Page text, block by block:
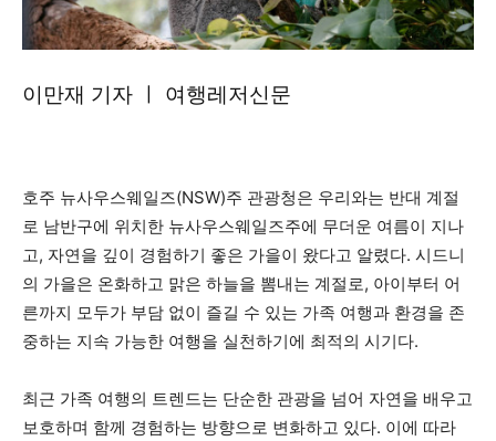
이만재 기자 ㅣ 여행레저신문
호주 뉴사우스웨일즈(NSW)주 관광청은 우리와는 반대 계절
로 남반구에 위치한 뉴사우스웨일즈주에 무더운 여름이 지나
고, 자연을 깊이 경험하기 좋은 가을이 왔다고 알렸다. 시드니
의 가을은 온화하고 맑은 하늘을 뽐내는 계절로, 아이부터 어
른까지 모두가 부담 없이 즐길 수 있는 가족 여행과 환경을 존
중하는 지속 가능한 여행을 실천하기에 최적의 시기다.
최근 가족 여행의 트렌드는 단순한 관광을 넘어 자연을 배우고
보호하며 함께 경험하는 방향으로 변화하고 있다. 이에 따라